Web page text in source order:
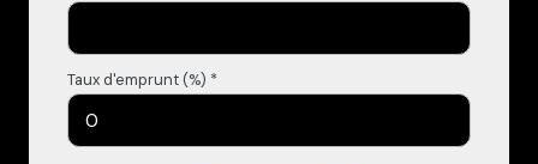
Taux d'emprunt (%) *